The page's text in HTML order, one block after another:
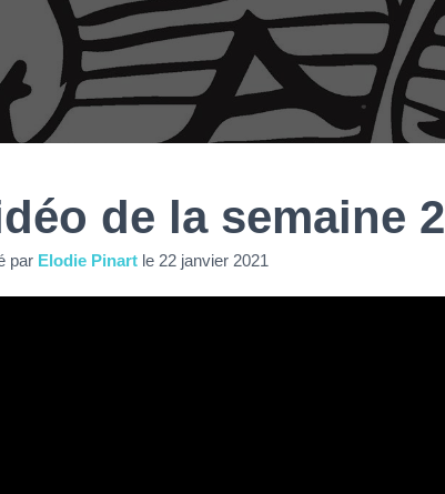
de la semaine 2
par Elodie Pinart le 22 janvier 2021